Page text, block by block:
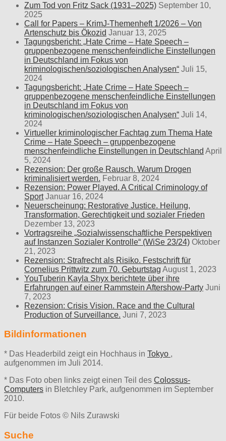
Zum Tod von Fritz Sack (1931–2025) September 10,
2025
Call for Papers – KrimJ-Themenheft 1/2026 – Von
Artenschutz bis Ökozid Januar 13, 2025
Tagungsbericht: „Hate Crime – Hate Speech –
gruppenbezogene menschenfeindliche Einstellungen
in Deutschland im Fokus von
kriminologischen/soziologischen Analysen“ Juli 15,
2024
Tagungsbericht: „Hate Crime – Hate Speech –
gruppenbezogene menschenfeindliche Einstellungen
in Deutschland im Fokus von
kriminologischen/soziologischen Analysen“ Juli 14,
2024
Virtueller kriminologischer Fachtag zum Thema Hate
Crime – Hate Speech – gruppenbezogene
menschenfeindliche Einstellungen in Deutschland April
5, 2024
Rezension: Der große Rausch. Warum Drogen
kriminalisiert werden. Februar 8, 2024
Rezension: Power Played. A Critical Criminology of
Sport Januar 16, 2024
Neuerscheinung: Restorative Justice. Heilung,
Transformation, Gerechtigkeit und sozialer Frieden
Dezember 13, 2023
Vortragsreihe „Sozialwissenschaftliche Perspektiven
auf Instanzen Sozialer Kontrolle“ (WiSe 23/24) Oktober
21, 2023
Rezension: Strafrecht als Risiko. Festschrift für
Cornelius Prittwitz zum 70. Geburtstag August 1, 2023
YouTuberin Kayla Shyx berichtete über ihre
Erfahrungen auf einer Rammstein Aftershow-Party Juni
7, 2023
Rezension: Crisis Vision. Race and the Cultural
Production of Surveillance. Juni 7, 2023
Bildinformationen
* Das Headerbild zeigt ein Hochhaus in Tokyo ,
aufgenommen im Juli 2014.
* Das Foto oben links zeigt einen Teil des Colossus-
Computers in Bletchley Park, aufgenommen im September
2010.
Für beide Fotos © Nils Zurawski
Suche